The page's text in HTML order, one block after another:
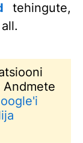
tehingute,